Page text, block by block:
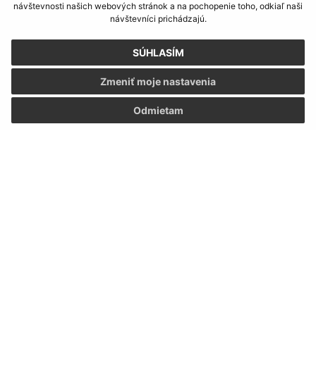
návštevnosti našich webových stránok a na pochopenie toho, odkiaľ naši
návštevníci prichádzajú.
SÚHLASÍM
Odmietam
Zmeniť moje nastavenia
Kontakt:
Obecný úrad Kapušany
Hlavná 104/6
082 12 Kapušany
info@kapusany.sk
+421 517 941 102